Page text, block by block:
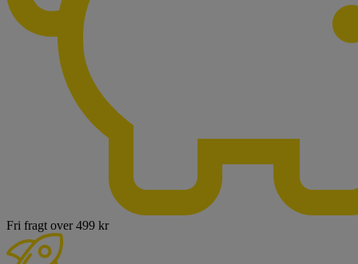
Fri fragt over 499 kr